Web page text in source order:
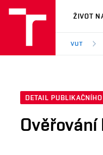
VUT
ŽIVOT
VUT
DETAIL